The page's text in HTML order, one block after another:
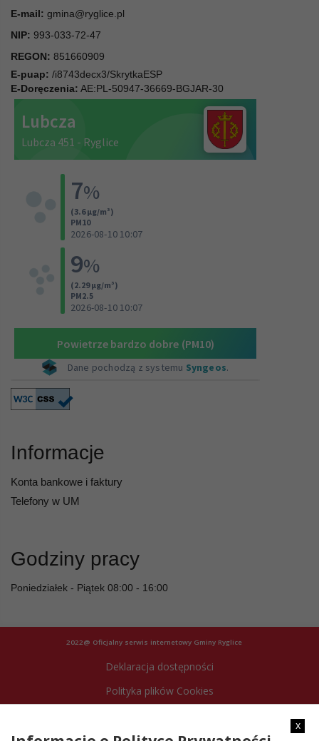
E-mail: gmina@ryglice.pl
NIP: 993-033-72-47
REGON: 851660909
E-puap: /i8743decx3/SkrytkaESP
E-Doręczenia: AE:PL-50947-36669-BGJAR-30
Informacje
Konta bankowe i faktury
Telefony w UM
Godziny pracy
Poniedziałek - Piątek 08:00 - 16:00
2022@ Oficjalny serwis internetowy Gminy Ryglice
Deklaracja dostępności
Polityka plików Cookies
x